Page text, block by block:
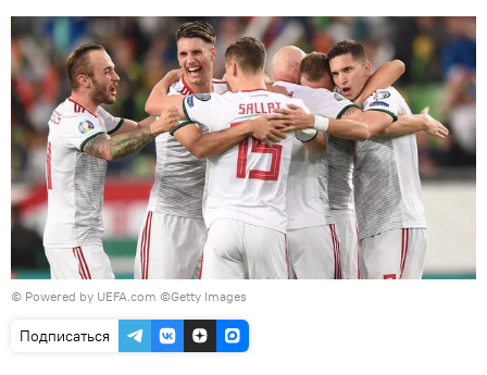
© Powered by UEFA.com ©Getty Images
Подписаться